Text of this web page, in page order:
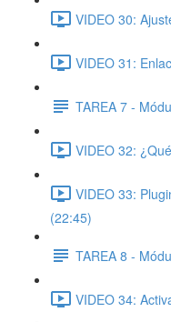
VIDEO 30:
VIDEO 31:
TAREA 7 -
VIDEO 32:
VIDEO 33:
(22:45)
TAREA 8 -
VIDEO 34: